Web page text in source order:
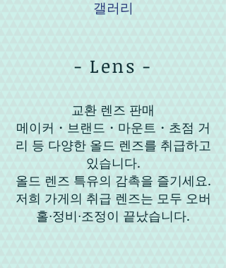
갤러리
- Lens -
교환 렌즈 판매
메이커・브랜드・마운트・초점 거
리 등 다양한 올드 렌즈를 취급하고
있습니다.
올드 렌즈 특유의 감촉을 즐기세요.
​저희 가게의 취급 렌즈는 모두 오버
홀·정비·조정이 끝났습니다.